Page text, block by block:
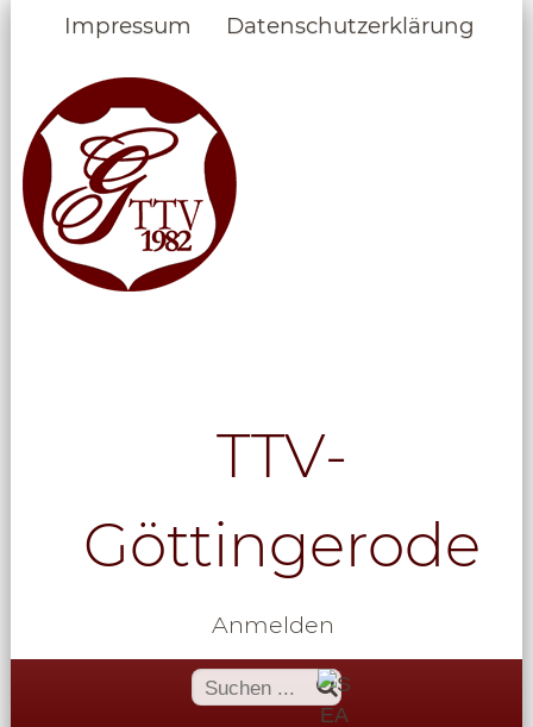
Impressum Datenschutzerklärung
TTV-
Göttingerode
Anmelden